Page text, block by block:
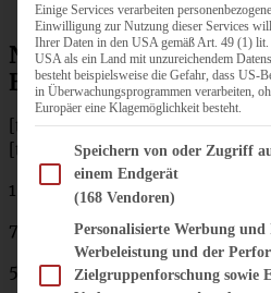
No bake Vanille-
Erdbeersauce
[tabs]
[tab title=”Zutaten”]
180 g Oreo-Cookies
75 g Butter
50 g gemahlene Mandeln
Einige Services verarbeiten
Einwilligung zur Nutzung dieser Services
Ihrer Daten in den USA gemäß Art. 49 (1)
USA als ein Land mit unzureichendem
besteht beispielsweise die Gefahr, dass US-
in Überwachungsprogrammen verarbeiten,
Europäer eine Klagemöglichkeit besteht.
Im Folgenden finden Sie eine Liste der
Speichern von oder Zugriff
einem Endgerät
(168 Vendoren)
Personalisierte Werbung
Werbeleistung und der
Zielgruppenforschung sowie